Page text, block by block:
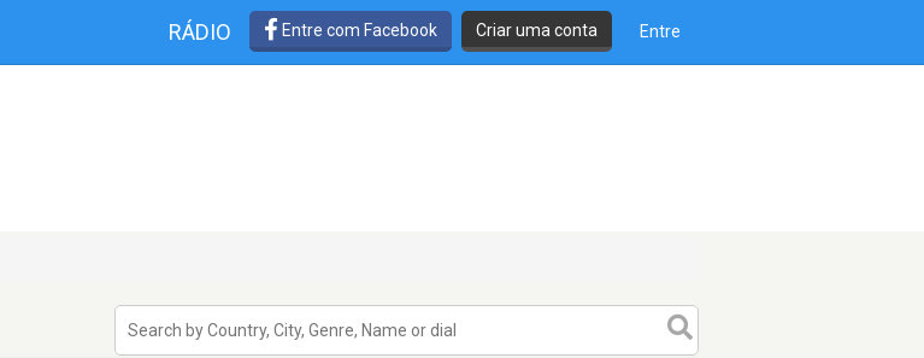
RÁDIO Entre com Facebook Criar uma conta Entre